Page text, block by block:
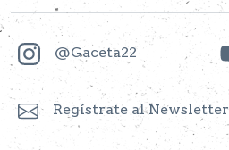
@Gaceta22
Regístrate al Newsletter